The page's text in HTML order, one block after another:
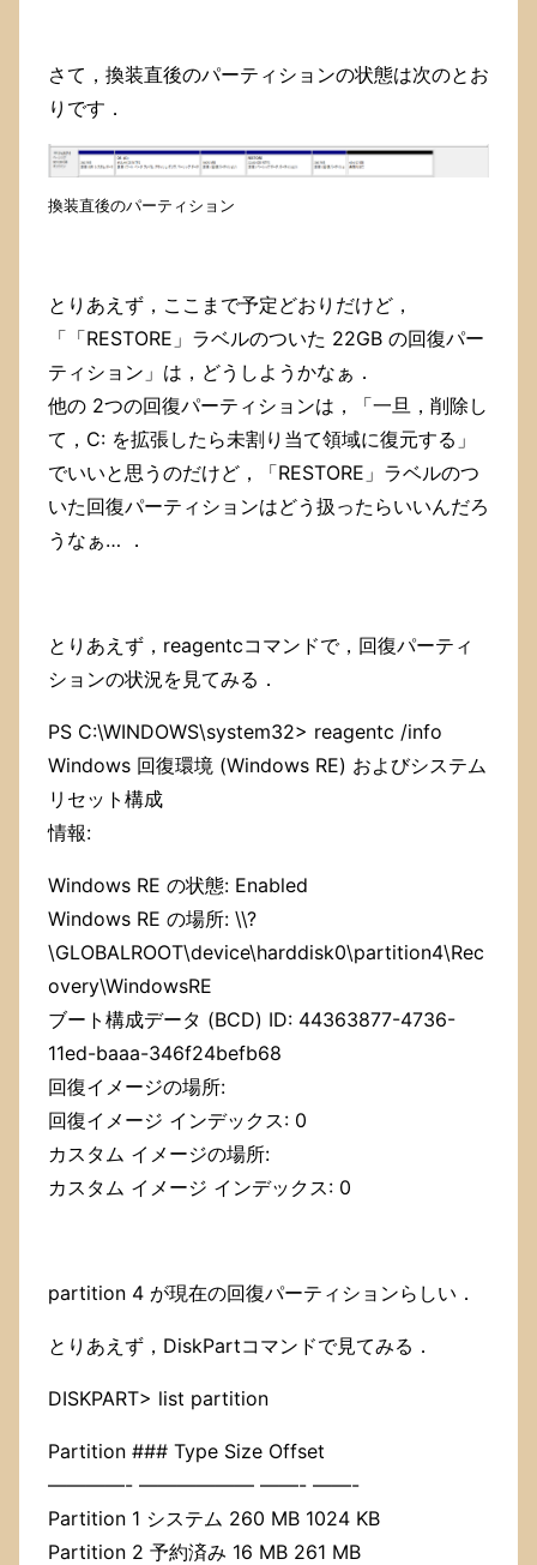
さて，換装直後のパーティションの状態は次のとお
りです．
換装直後のパーティション
とりあえず，ここまで予定どおりだけど，
「「RESTORE」ラベルのついた 22GB の回復パー
ティション」は，どうしようかなぁ．
他の 2つの回復パーティションは，「一旦，削除し
て，C: を拡張したら未割り当て領域に復元する」
でいいと思うのだけど，「RESTORE」ラベルのつ
いた回復パーティションはどう扱ったらいいんだろ
うなぁ… ．
とりあえず，reagentcコマンドで，回復パーティ
ションの状況を見てみる．
PS C:\WINDOWS\system32> reagentc /info
Windows 回復環境 (Windows RE) およびシステム
リセット構成
情報:
Windows RE の状態: Enabled
Windows RE の場所: \\?
\GLOBALROOT\device\harddisk0\partition4\Rec
overy\WindowsRE
ブート構成データ (BCD) ID: 44363877-4736-
11ed-baaa-346f24befb68
回復イメージの場所:
回復イメージ インデックス: 0
カスタム イメージの場所:
カスタム イメージ インデックス: 0
partition 4 が現在の回復パーティションらしい．
とりあえず，DiskPartコマンドで見てみる．
DISKPART> list partition
Partition ### Type Size Offset
————- —————— ——- ——-
Partition 1 システム 260 MB 1024 KB
Partition 2 予約済み 16 MB 261 MB